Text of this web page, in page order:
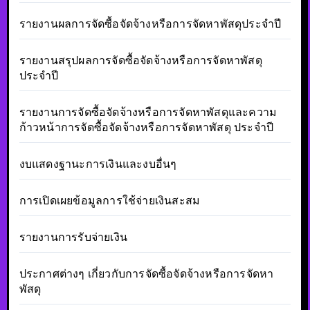
รายงานผลการจัดซื้อจัดจ้างหรือการจัดหาพัสดุประจำปี
รายงานสรุปผลการจัดซื้อจัดจ้างหรือการจัดหาพัสดุ
ประจำปี
รายงานการจัดซื้อจัดจ้างหรือการจัดหาพัสดุและความ
ก้าวหน้าการจัดซื้อจัดจ้างหรือการจัดหาพัสดุ ประจำปี
งบแสดงฐานะการเงินและงบอื่นๆ
การเปิดเผยข้อมูลการใช้จ่ายเงินสะสม
รายงานการรับจ่ายเงิน
ประกาศต่างๆ เกี่ยวกับการจัดซื้อจัดจ้างหรือการจัดหา
พัสดุ